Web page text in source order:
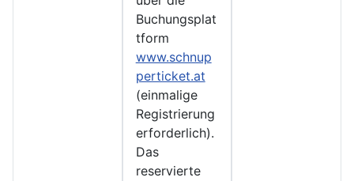
Buchungsplat
tform
www.schnup
perticket.at
(einmalige
Registrierung
erforderlich).
Das
reservierte